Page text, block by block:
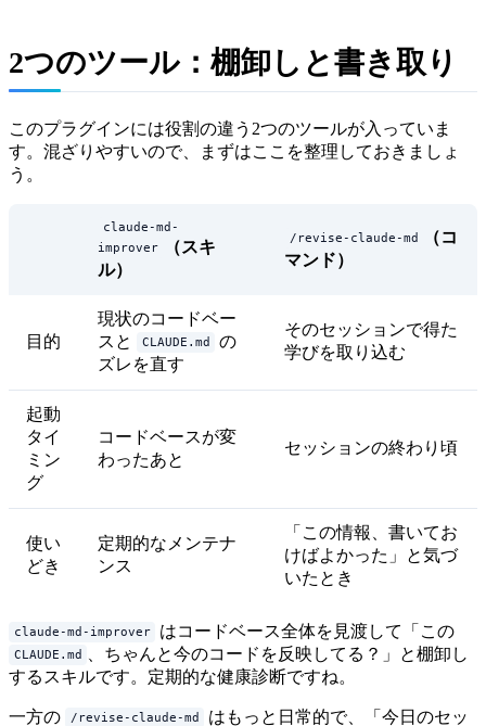
2つのツール：棚卸しと書き取り
このプラグインには役割の違う2つのツールが入っていま
す。混ざりやすいので、まずはここを整理しておきましょ
う。
claude-md-
improver
（スキ
ル）
/revise-claude-md
（コ
マンド）
目的
現状のコードベー
スと
CLAUDE.md
の
ズレを直す
そのセッションで得た
学びを取り込む
起動
タイ
ミン
グ
コードベースが変
わったあと
セッションの終わり頃
使い
どき
定期的なメンテナ
ンス
「この情報、書いてお
けばよかった」と気づ
いたとき
claude-md-improver はコードベース全体を見渡して「この
CLAUDE.md
、ちゃんと今のコードを反映してる？」と棚卸し
するスキルです。定期的な健康診断ですね。
一方の /revise-claude-md
はもっと日常的で、「今日のセッ